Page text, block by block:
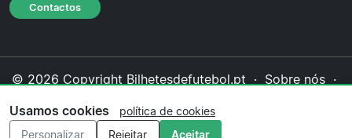
Contactos
© 2026 Copyright Bilhetesdefutebol.pt · Sobre nós ·
cookies·Política editorial
Usamos cookies
política de cookies
Personalizar
Rejeitar Aceitar